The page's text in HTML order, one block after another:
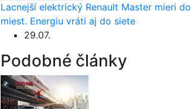
Lacnejší elektrický Renault Master mieri do
miest. Energiu vráti aj do siete
29.07.
Podobné články